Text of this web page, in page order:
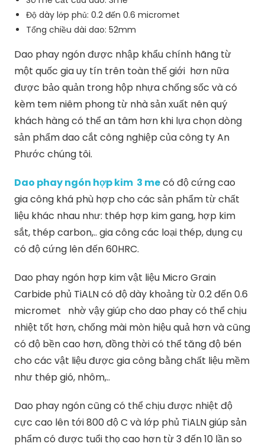
Độ dày lớp phủ: 0.2 đến 0.6 micromet
Tổng chiều dài dao: 52mm
Dao phay ngón được nhập khẩu chính hãng từ
một quốc gia uy tín trên toàn thế giới hơn nữa
được bảo quản trong hộp nhựa chống sốc và có
kèm tem niêm phong từ nhà sản xuất nên quý
khách hàng có thể an tâm hơn khi lựa chọn dòng
sản phẩm dao cắt công nghiệp của công ty An
Phước chúng tôi.
Dao phay ngón hợp kim 3 mecó độ cứng cao
gia công khá phù hợp cho các sản phẩm từ chất
liệu khác nhau như: thép hợp kim gang, hợp kim
sắt, thép carbon,.. gia công các loại thép, dụng cụ
có độ cứng lên đến 60HRC.
Dao phay ngón hợp kim vật liệu Micro Grain
Carbide phủ TiALN có độ dày khoảng từ 0.2 đến 0.6
micromet nhờ vậy giúp cho dao phay có thể chịu
nhiệt tốt hơn, chống mài mòn hiệu quả hơn và cũng
có độ bền cao hơn, đồng thời có thể tăng độ bén
cho các vật liệu được gia công bằng chất liệu mềm
như thép gió, nhôm,..
Dao phay ngón cũng có thể chịu được nhiệt độ
cực cao lên tới 800 độ C và lớp phủ TiALN giúp sản
phẩm có được tuổi thọ cao hơn từ 3 đến 10 lần so